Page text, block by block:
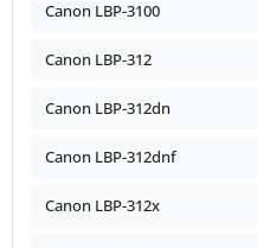
Canon LBP-3100
Canon LBP-312
Canon LBP-312dn
Canon LBP-312dnf
Canon LBP-312x